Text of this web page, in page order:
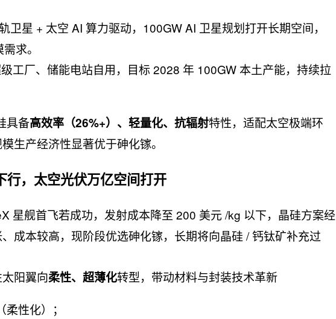
卫星 + 太空 AI 算力驱动，100GW AI 卫星规划打开长期空间，
求。
工厂、储能电站自用，目标 2028 年 100GW 本土产能，持续拉
具备高效率（26%+）、轻量化、抗辐射特性，适配太空极端环
生产经济性显著优于砷化镓。
行，太空光伏万亿空间打开
星舰首飞若成功，发射成本降至 200 美元 /kg 以下，晶硅方案经
成本较高，现阶段优选砷化镓，长期将向晶硅 / 钙钛矿补充过
阳翼向柔性、超薄化转型，带动材料与封装技术革新
性化）；